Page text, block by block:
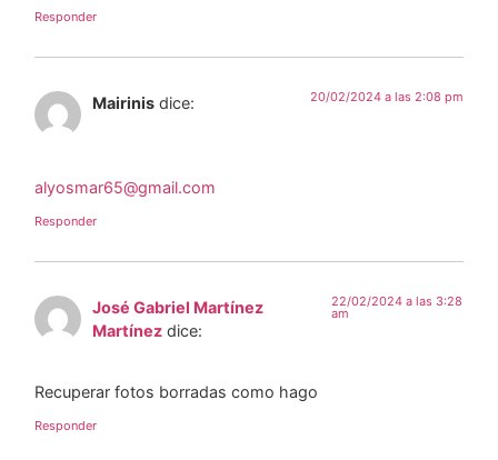
Responder
Mairinis dice: 20/02/2024 a las 2:08 pm
alyosmar65@gmail.com
Responder
José Gabriel Martínez
Martínez dice:
22/02/2024 a las 3:28
am
Recuperar fotos borradas como hago
Responder